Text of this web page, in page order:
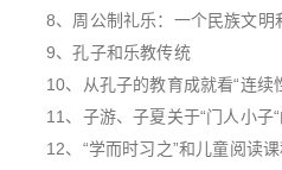
8、周公制礼乐：一个民族文明
9、孔子和乐教传统
10、从孔子的教育成就看“连续
11、子游、子夏关于“门人小子
12、“学而时习之”和儿童阅读